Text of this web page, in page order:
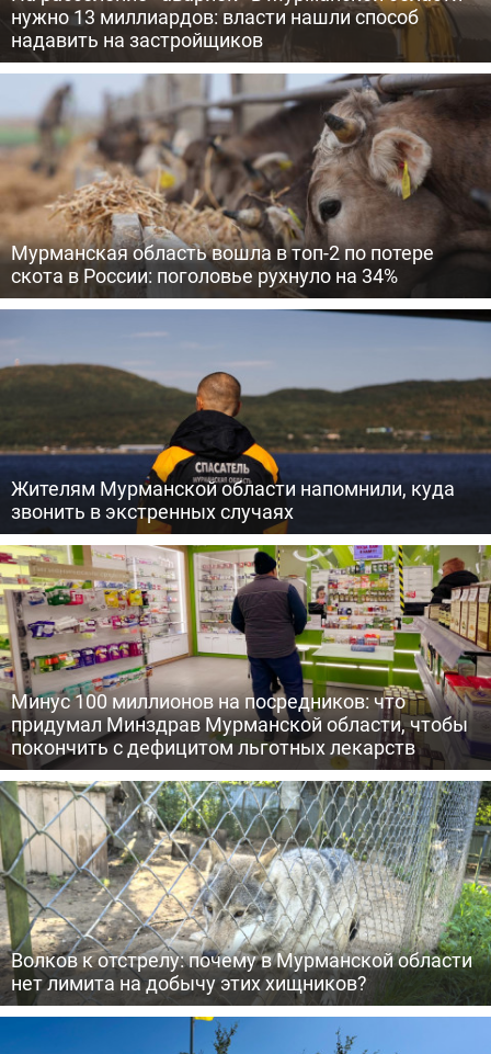
нужно 13 миллиардов: власти нашли способ
надавить на застройщиков
Мурманская область вошла в топ-2 по потере
скота в России: поголовье рухнуло на 34%
Жителям Мурманской области напомнили, куда
звонить в экстренных случаях
Минус 100 миллионов на посредников: что
придумал Минздрав Мурманской области, чтобы
покончить с дефицитом льготных лекарств
Волков к отстрелу: почему в Мурманской области
нет лимита на добычу этих хищников?